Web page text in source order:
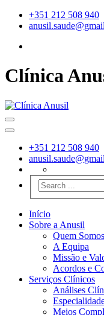
+351 212 508 940
Clínica
+351 212 508 940
Início
Sobre a Anusil
Quem Somos
A Equipa
Missão e
Acordos e
Serviços Clínicos
Análises
Meios